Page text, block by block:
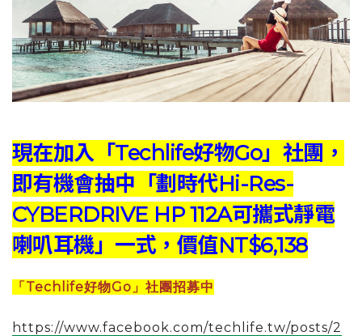
現在加入「Techlife好物Go」社團，
即有機會抽中「劃時代Hi-Res-
CYBERDRIVE HP 112A可攜式靜電
喇叭耳機」一式，價值NT$6,138
「Techlife好物Go」社團招募中
https://www.facebook.com/techlife.tw/posts/2